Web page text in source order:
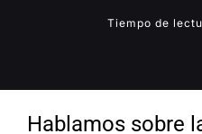
Tiempo de
Hablamos sobre